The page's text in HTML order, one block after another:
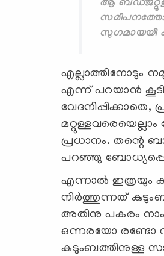
ആ
സുഗമായയി
എല്ലാത്തിനോടും
എന്ന് പറയാന്‍
വേദനിപ്പിക്കാതെ,
പ്രധാനം. തന്റെ
പറഞ്ഞു
എന്നാൽ ഇത്രയും
നിര്‍ത്തുന്നത്
അതിനു പകരം നാം
ഒന്നരയോ രണ്ടോ
കുടുംബത്തിനുള്ള